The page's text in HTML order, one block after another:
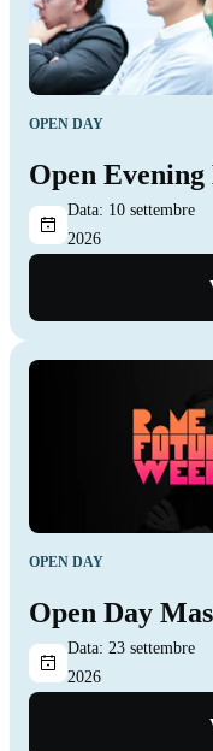
OPEN DAY
Open
Data: 10 settembre
2026
OPEN DAY
Open Day
Data: 23 settembre
2026